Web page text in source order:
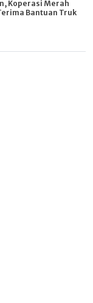
Koperasi Merah
Bantuan Truk